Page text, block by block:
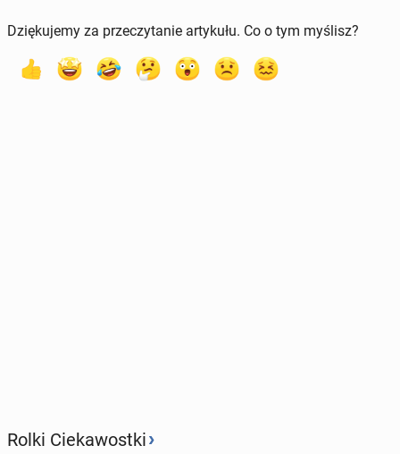
Dziękujemy za przeczytanie artykułu. Co o tym myślisz?
Rolki Ciekawostki›